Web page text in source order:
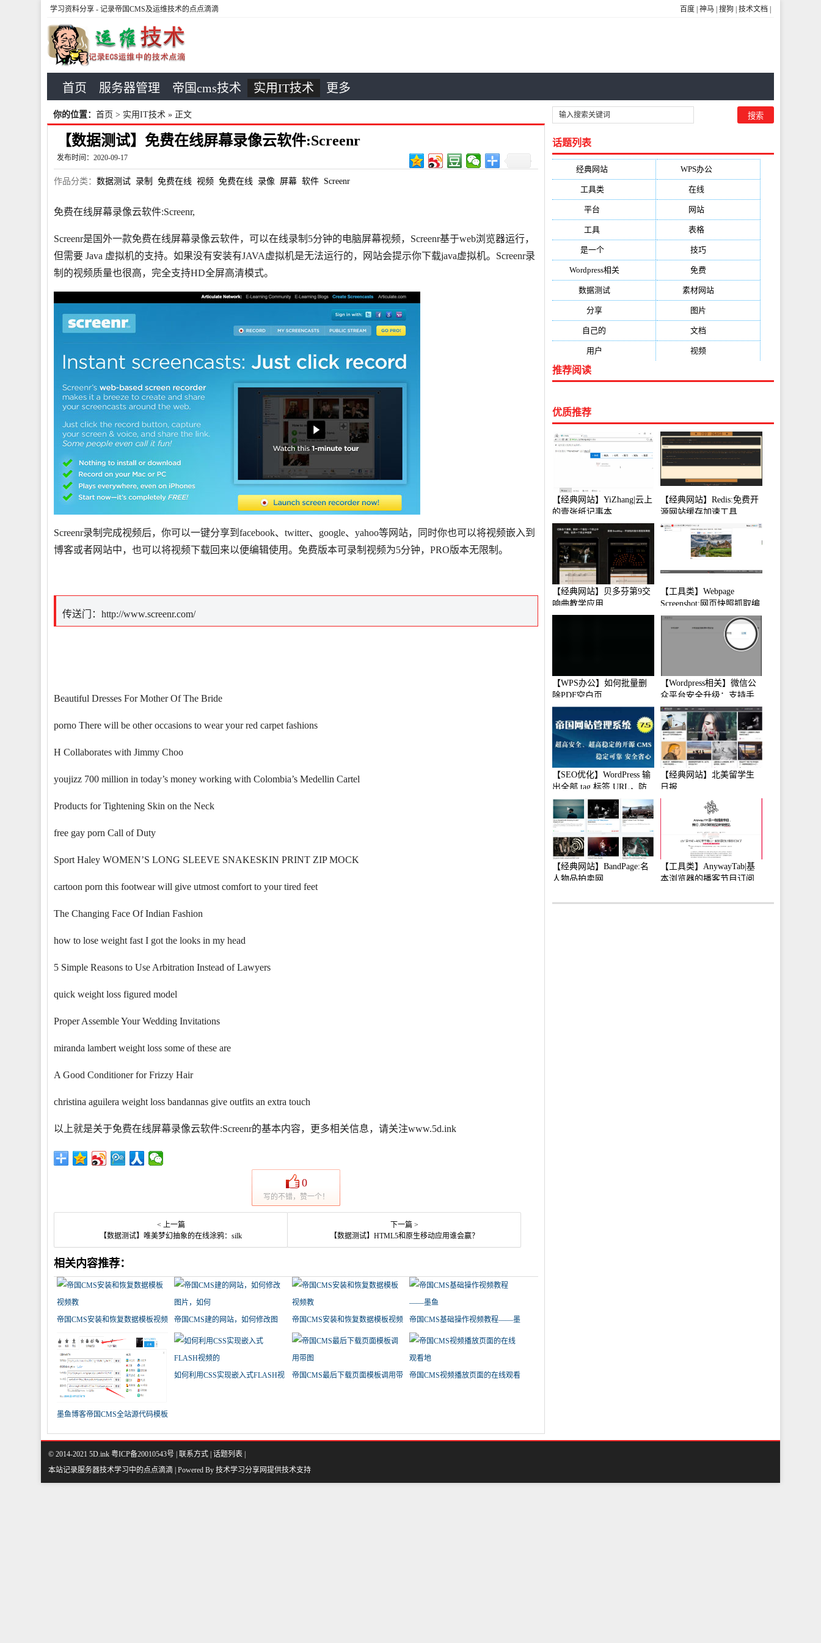
百度 神马 搜狗 技术文档
学习资料分享 - 记录帝国CMS及运维技术的点点滴滴
首页 服务器管理 帝国cms技术 实用IT技术 更多
你的位置： 首页 > 实用IT技术 » 正文
【数据测试】免费在线屏幕录像云软件:Screenr
发布时间：2020-09-17
作品分类： 数据测试 录制 免费在线 视频 免费在线 录像 屏幕 软件 Screenr
免费在线屏幕录像云软件:Screenr,
Screenr是国外一款免费在线屏幕录像云软件，可以在线录制5分钟的电脑屏幕视频，Screenr基于web浏览器运行，
但需要 Java 虚拟机的支持。如果没有安装有JAVA虚拟机是无法运行的，网站会提示你下载java虚拟机。Screenr录
制的视频质量也很高，完全支持HD全屏高清模式。
Screenr录制完成视频后，你可以一键分享到facebook、twitter、google、yahoo等网站，同时你也可以将视频嵌入到
博客或者网站中，也可以将视频下载回来以便编辑使用。免费版本可录制视频为5分钟，PRO版本无限制。
传送门：http://www.screenr.com/
Beautiful Dresses For Mother Of The Bride
porno There will be other occasions to wear your red carpet fashions
H Collaborates with Jimmy Choo
youjizz 700 million in today’s money working with Colombia’s Medellin Cartel
Products for Tightening Skin on the Neck
free gay porn Call of Duty
Sport Haley WOMEN’S LONG SLEEVE SNAKESKIN PRINT ZIP MOCK
cartoon porn this footwear will give utmost comfort to your tired feet
The Changing Face Of Indian Fashion
how to lose weight fast I got the looks in my head
5 Simple Reasons to Use Arbitration Instead of Lawyers
quick weight loss figured model
Proper Assemble Your Wedding Invitations
miranda lambert weight loss some of these are
A Good Conditioner for Frizzy Hair
christina aguilera weight loss bandannas give outfits an extra touch
以上就是关于免费在线屏幕录像云软件:Screenr的基本内容，更多相关信息，请关注www.5d.ink
0
写的不错，赞一个！
< 上一篇
【数据测试】唯美梦幻抽象的在线涂鸦：silk
下一篇 >
【数据测试】HTML5和原生移动应用谁会赢？
相关内容推荐：
帝国CMS安装和恢复数据模板视频
教
帝国CMS建的网站，如何修改图
片，如何
帝国CMS安装和恢复数据模板视频
教
帝国CMS基础操作视频教程——墨
鱼
墨鱼博客帝国CMS全站源代码模板
内
如何利用CSS实现嵌入式FLASH视
帝国CMS最后下载页面模板调用带
帝国CMS视频播放页面的在线观看
话题列表
经典网站 WPS办公(2513)
工具类(1994) 在线(1987)
平台 网站(1170)
工具 表格(1052)
是一个(1026) 技巧
Wordpress相关(851) 免费
数据测试(788) 素材网站
分享(676) 图片
自己的 文档
用户 视频
推荐阅读
优质推荐
【经典网站】YiZhang|云上
的壹张纸记事本
【经典网站】Redis:免费开
源网站缓存加速工具
【经典网站】贝多芬第9交
响曲教学应用
【工具类】Webpage
Screenshot:网页快照抓取编
辑工具
【WPS办公】如何批量删
除PDF空白页
【Wordpress相关】微信公
众平台安全升级：支持手
机保护
【SEO优化】WordPress 输
出全部 tag 标签 URL，防
止中文转码
【经典网站】北美留学生
日报
【经典网站】BandPage:名
人物品拍卖网
【工具类】AnywayTab|基
本浏览器的播客节目订阅
© 2014-2021 5D.ink 粤ICP备20010543号 联系方式 话题列表
本站记录服务器技术学习中的点点滴滴 | Powered By 技术学习分享网提供技术支持